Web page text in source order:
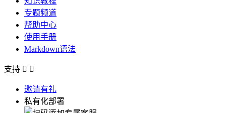
专题频道
帮助中心
使用手册
Markdown语法
支持  
邀请有礼
私有化部署